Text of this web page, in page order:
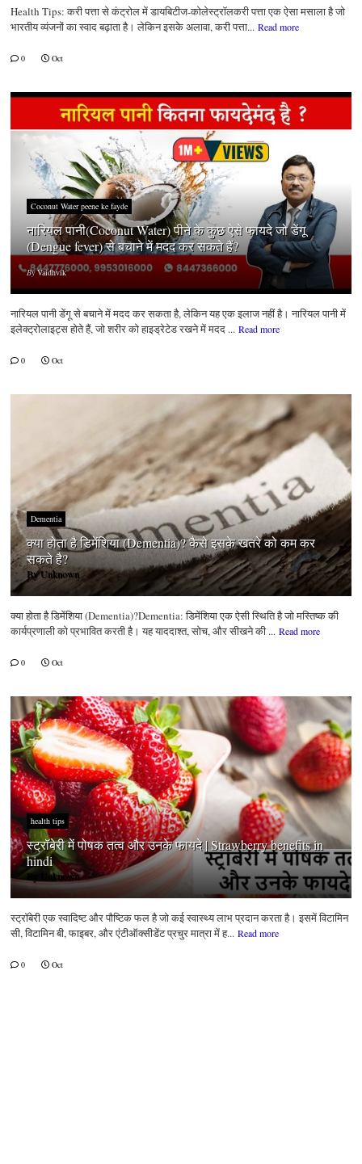
Health Tips: करी पत्ता से कंट्रोल में डायबिटीज-कोलेस्ट्रॉलकरी पत्ता एक ऐसा मसाला है जो
भारतीय व्यंजनों का स्वाद बढ़ाता है। लेकिन इसके अलावा, करी पत्ता... Read more
0 Oct
Coconut Water peene ke fayde
नारियल पानी(Coconut Water) पीने के कुछ ऐसे फायदे जो डेंगू
(Dengue fever) से बचाने में मदद कर सकते हैं?
By Vaidhvik
नारियल पानी डेंगू से बचाने में मदद कर सकता है, लेकिन यह एक इलाज नहीं है। नारियल पानी में
इलेक्ट्रोलाइट्स होते हैं, जो शरीर को हाइड्रेटेड रखने में मदद ... Read more
0 Oct
Dementia
क्या होता है डिमेंशिया (Dementia)? कैसे इसके खतरे को कम कर
सकते है?
ByUnknown
क्या होता है डिमेंशिया (Dementia)?Dementia: डिमेंशिया एक ऐसी स्थिति है जो मस्तिष्क की
कार्यप्रणाली को प्रभावित करती है। यह याददाश्त, सोच, और सीखने की ... Read more
0 Oct
health tips
स्ट्रॉबेरी में पोषक तत्व और उनके फायदे | Strawberry benefits in
hindi
By Unknown
स्ट्रॉबेरी एक स्वादिष्ट और पौष्टिक फल है जो कई स्वास्थ्य लाभ प्रदान करता है। इसमें विटामिन
सी, विटामिन बी, फाइबर, और एंटीऑक्सीडेंट प्रचुर मात्रा में ह... Read more
0 Oct